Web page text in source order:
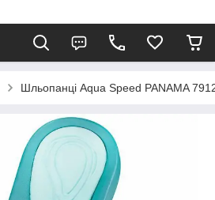
Шльопанці Aqua Speed PANAMA